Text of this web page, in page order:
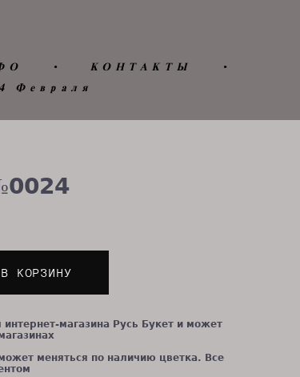
• КОНТАКТЫ
•
Февраля
КОРЗИНУ
магазина Русь Букет и может
меняться по наличию цветка. Все